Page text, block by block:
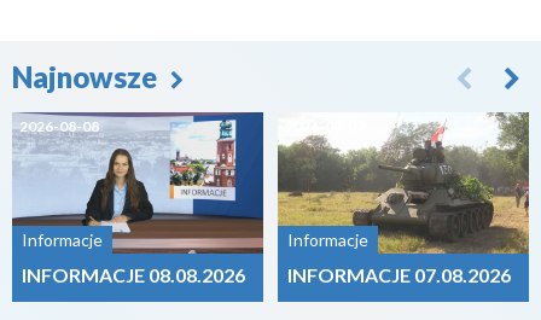
Najnowsze
2026-08-08
Informacje
INFORMACJE 08.08.2026
Informacje
INFORMACJE 07.08.2026